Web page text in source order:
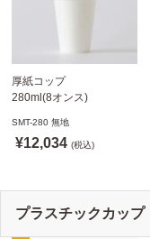
厚紙コップ
280ml(8オンス)
SMT-280 無地
※沖縄・離島 送料別途
SMT-280 無地
¥12,034 (税込)
プラスチックカップ